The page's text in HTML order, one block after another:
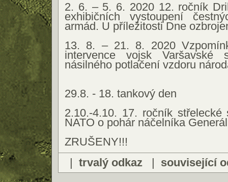
2. 6. – 5. 6. 2020 12. ročník
exhibičních vystoupení
armád. U příležitosti Dne
13. 8. – 21. 8. 2020
intervence vojsk
násilného potlačení vzdoru
29.8. - 18. tankový den
2.10.-4.10. 17. ročník střelecké
NATO o pohár náčelníka
ZRUŠENY!!!
| trvalý odkaz | související